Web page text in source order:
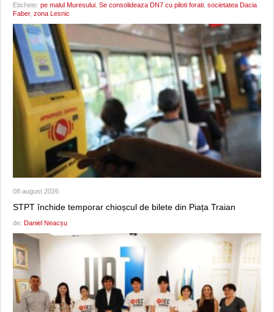
Etichete: pe malul Muresului Se consolideaza DN7 cu piloti forati societatea Dacia
Faber, zona Lesnic
08 august 2026
STPT închide temporar chioșcul de bilete din Piața Traian
de: Daniel Neacșu